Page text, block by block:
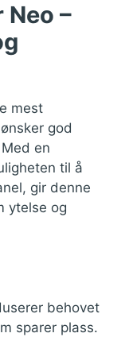
–
mest
god
en
til å
gir denne
ytelse og
behovet
sparer plass.